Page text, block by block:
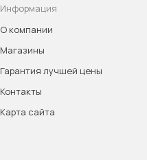
Информация
О компании
Магазины
Гарантия лучшей цены
Контакты
Карта сайта